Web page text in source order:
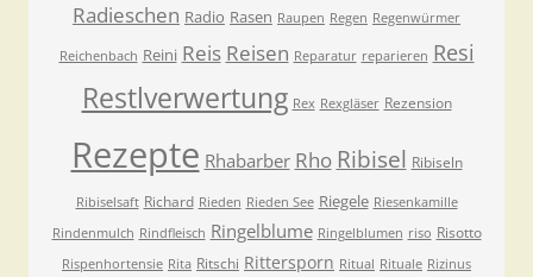
Radieschen Radio Rasen Raupen Regen Regenwürmer
Reichenbach Reini Reis Reisen Reparatur reparieren Resi
Restlverwertung Rex Rexgläser Rezension
Rezepte Rhabarber Rho Ribisel Ribiseln
Ribiselsaft Richard Rieden Rieden See Riegele Riesenkamille
Rindenmulch Rindfleisch Ringelblume Ringelblumen riso Risotto
Rispenhortensie Rita Ritschi Rittersporn Ritual Rituale Rizinus